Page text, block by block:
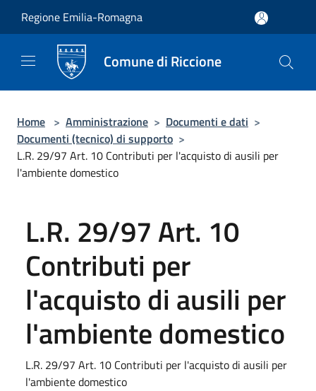
Regione Emilia-Romagna
Comune di Riccione
Home > Amministrazione > Documenti e dati >
Documenti (tecnico) di supporto >
L.R. 29/97 Art. 10 Contributi per l'acquisto di ausili per
l'ambiente domestico
L.R. 29/97 Art. 10
Contributi per
l'acquisto di ausili per
l'ambiente domestico
L.R. 29/97 Art. 10 Contributi per l'acquisto di ausili per
l'ambiente domestico